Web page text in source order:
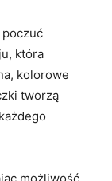
która
kolorowe
tworzą